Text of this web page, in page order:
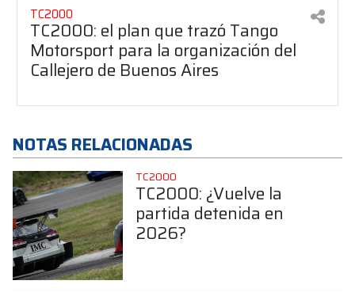
TC2000
TC2000: el plan que trazó Tango
Motorsport para la organización del
Callejero de Buenos Aires
NOTAS RELACIONADAS
TC2000
TC2000: ¿Vuelve la
partida detenida en
2026?